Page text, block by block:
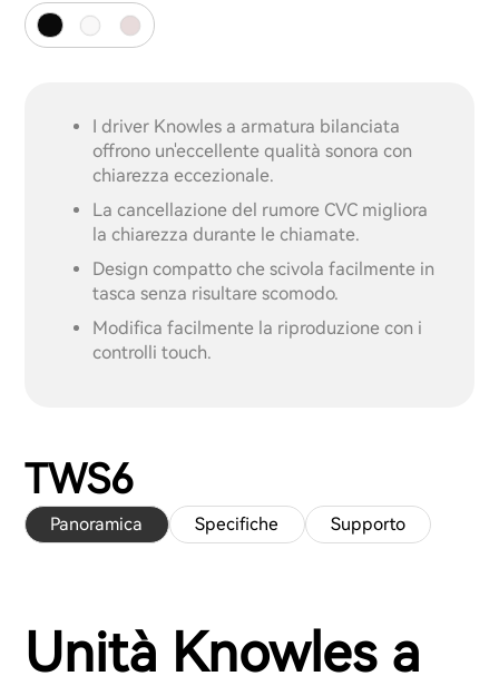
I driver Knowles a armatura bilanciata
offrono un'eccellente qualità sonora con
chiarezza eccezionale.
La cancellazione del rumore CVC migliora
la chiarezza durante le chiamate.
Design compatto che scivola facilmente in
tasca senza risultare scomodo.
Modifica facilmente la riproduzione con i
controlli touch.
TWS6
Panoramica Specifiche Supporto
Unità Knowles a